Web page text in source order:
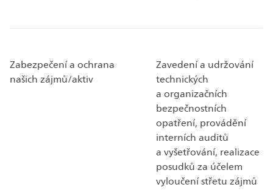
Zabezpečení a ochrana
našich zájmů/aktiv
Zavedení a udržování
technických
a organizačních
bezpečnostních
opatření, provádění
interních auditů
a vyšetřování, realizace
posudků za účelem
vyloučení střetu zájmů